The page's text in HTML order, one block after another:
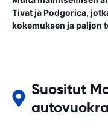
Tivat ja Podgorica,
kokemuksen ja paljon
Suositut